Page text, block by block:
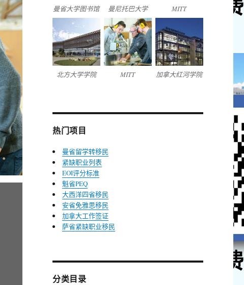
曼省大学图书馆 曼尼托巴大学 MITT
北方大学学院 MITT 加拿大红河学院
热门项目
曼省留学转移民
紧缺职业列表
EOI评分标准
魁省PEQ
大西洋四省移民
安省免雅思移民
加拿大工作签证
萨省紧缺职业移民
分类目录